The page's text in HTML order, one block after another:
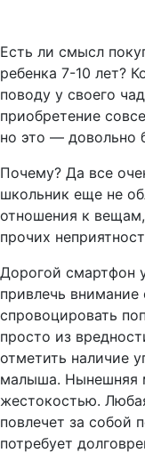
Есть ли смысл
ребенка 7-10 лет?
поводу у своего
приобретение
но это — довольно
Почему? Да все
школьник еще не
отношения к
прочих
Дорогой смартфон
привлечь
спровоцировать
просто из
отметить наличие
малыша. Нынешняя
жестокостью.
повлечет за собой
потребует